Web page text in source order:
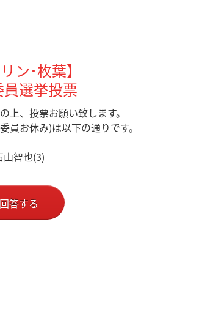
ン･枚葉】
選挙投票
上、投票お願い致します。
員お休み)は以下の通りです。
山智也(3)
回答する